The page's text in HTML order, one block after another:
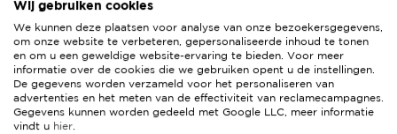
Wij gebruiken cookies
We kunnen deze plaatsen voor analyse van onze bezoekersgegevens,
om onze website te verbeteren, gepersonaliseerde inhoud te tonen
en om u een geweldige website-ervaring te bieden. Voor meer
informatie over de cookies die we gebruiken opent u de instellingen.
De gegevens worden verzameld voor het personaliseren van
advertenties en het meten van de effectiviteit van reclamecampagnes.
Gegevens kunnen worden gedeeld met Google LLC, meer informatie
vindt u hier.